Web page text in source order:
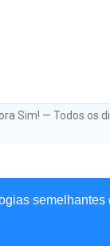
Sim! — Todos os